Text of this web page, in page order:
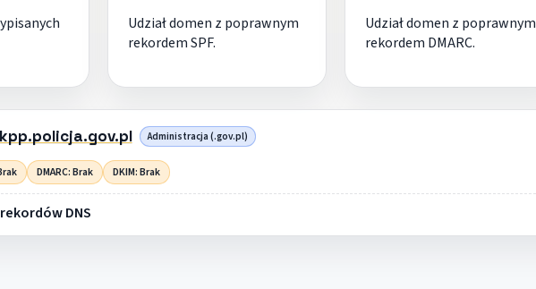
Udział domen z poprawnym
rekordem SPF.
Udział domen z poprawnym
rekordem DMARC.
Administracja (.gov.pl)
DMARC: Brak DKIM: Brak
DNS